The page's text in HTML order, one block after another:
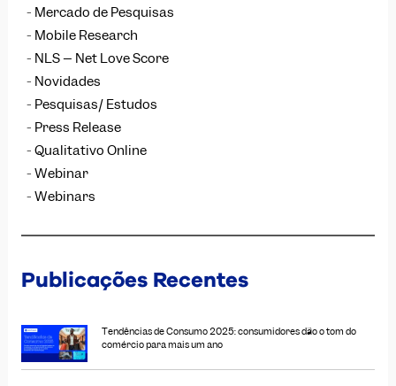
Mercado de Pesquisas
Mobile Research
NLS – Net Love Score
Novidades
Pesquisas/ Estudos
Press Release
Qualitativo Online
Webinar
Webinars
Publicações Recentes
Tendências de Consumo 2025: consumidores dão o tom do
comércio para mais um ano